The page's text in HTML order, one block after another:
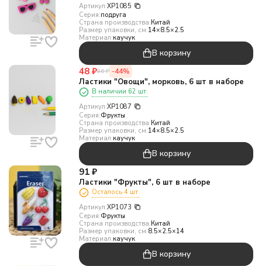
Артикул:XP1085
Серия:подруга
Страна производства:Китай
Размер упаковки, см:14×8.5×2.5
Материал:каучук
В корзину
48 ₽86 ₽ -44%
Ластики "Овощи", морковь, 6 шт в наборе
В наличии 62 шт.
Артикул:XP1087
Серия:Фрукты
Страна производства:Китай
Размер упаковки, см:14×8.5×2.5
Материал:каучук
В корзину
91 ₽
Ластики "Фрукты", 6 шт в наборе
Осталось 4 шт.
Артикул:XP1073
Серия:Фрукты
Страна производства:Китай
Размер упаковки, см:8.5×2.5×14
Материал:каучук
В корзину